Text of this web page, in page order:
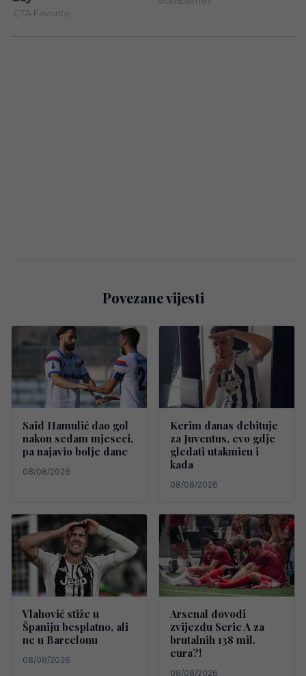
Povezane vijesti
Said Hamulić dao gol
nakon sedam mjeseci,
pa najavio bolje dane
08/08/2026
Kerim danas debituje
za Juventus, evo gdje
gledati utakmicu i
kada
08/08/2026
Vlahović stiže u
Španiju besplatno, ali
ne u Barcelonu
08/08/2026
Arsenal dovodi
zvijezdu Serie A za
brutalnih 138 mil.
eura?!
08/08/2026